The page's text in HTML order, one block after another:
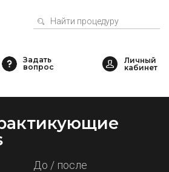
Задать
вопрос
До / после